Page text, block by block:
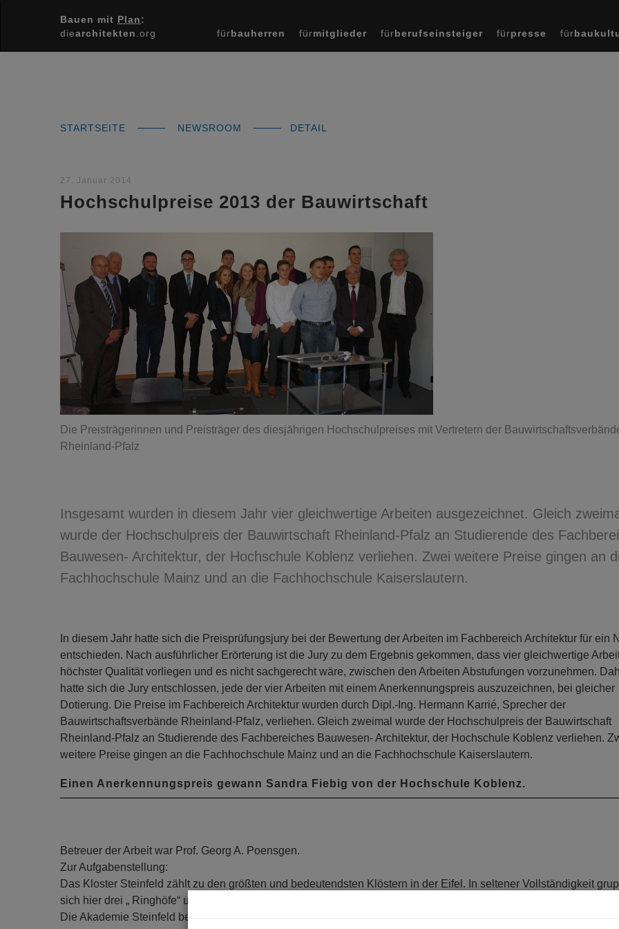
Bauen mit Plan:
diearchitekten .org fürbauherren fürmitglieder fürberufseinsteiger fürpresse für
STARTSEITE NEWSROOM DETAIL
27. Januar 2014
Hochschulpreise 2013 der Bauwirtschaft
Die Preisträgerinnen und Preisträger des diesjährigen Hochschulpreises mit Vertretern der
Rheinland-Pfalz
Insgesamt wurden in diesem Jahr vier gleichwertige Arbeiten ausgezeichnet. Gleich
wurde der Hochschulpreis der Bauwirtschaft Rheinland-Pfalz an Studierende des
Bauwesen- Architektur, der Hochschule Koblenz verliehen. Zwei weitere Preise gingen an
Fachhochschule Mainz und an die Fachhochschule Kaiserslautern.
In diesem Jahr hatte sich die Preisprüfungsjury bei der Bewertung der Arbeiten im Fachbereich Architektur für ein
entschieden. Nach ausführlicher Erörterung ist die Jury zu dem Ergebnis gekommen, dass vier gleichwertige
höchster Qualität vorliegen und es nicht sachgerecht wäre, zwischen den Arbeiten Abstufungen vorzunehmen.
hatte sich die Jury entschlossen, jede der vier Arbeiten mit einem Anerkennungspreis auszuzeichnen, bei gleicher
Dotierung. Die Preise im Fachbereich Architektur wurden durch Dipl.-Ing. Hermann Karrié, Sprecher der
Bauwirtschaftsverbände Rheinland-Pfalz, verliehen. Gleich zweimal wurde der Hochschulpreis der Bauwirtschaft
Rheinland-Pfalz an Studierende des Fachbereiches Bauwesen- Architektur, der Hochschule Koblenz verliehen.
weitere Preise gingen an die Fachhochschule Mainz und an die Fachhochschule Kaiserslautern.
Einen Anerkennungspreis gewann Sandra Fiebig von der Hochschule Koblenz.
Betreuer der Arbeit war Prof. Georg A. Poensgen.
Zur Aufgabenstellung:
Das Kloster Steinfeld zählt zu den größten und bedeutendsten Klöstern in der Eifel. In seltener Vollständigkeit
sich hier drei „ Ringhöfe“ um das eigentliche Klostergebäude.
Die Akademie Steinfeld beabsichtigt neben den bestehenden Atelierräumen, den Seminarräumen, im Gästehaus